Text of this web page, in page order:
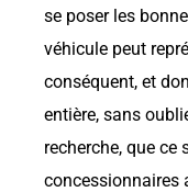
se poser les
véhicule peut
conséquent, et
entière, sans
recherche, que ce
concessionnaires